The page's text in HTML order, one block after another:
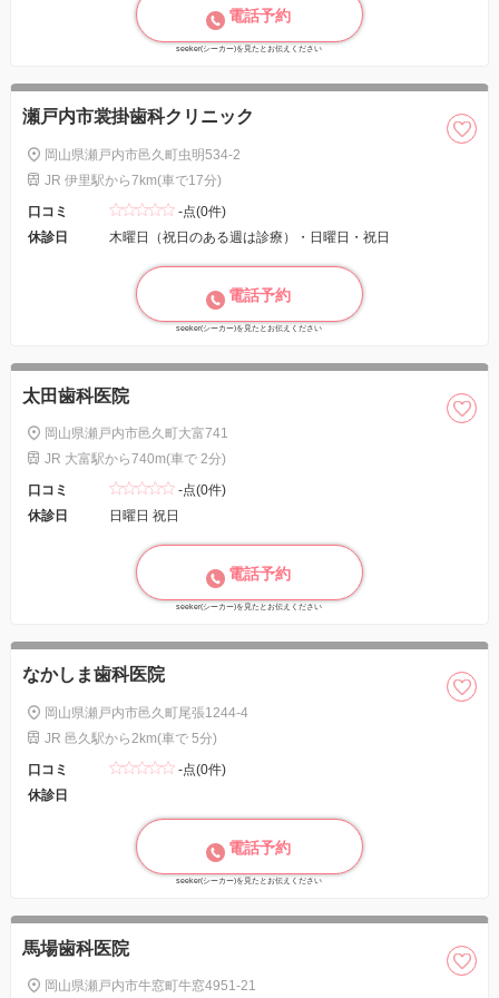
電話予約
seeker(シーカー)を見たとお伝えください
瀬戸内市裳掛歯科クリニック
岡山県瀬戸内市邑久町虫明534-2
JR 伊里駅から7km(車で17分)
口コミ
-点(0件)
休診日
木曜日（祝日のある週は診療）・日曜日・祝日
電話予約
seeker(シーカー)を見たとお伝えください
太田歯科医院
岡山県瀬戸内市邑久町大富741
JR 大富駅から740m(車で 2分)
口コミ
-点(0件)
休診日
日曜日 祝日
電話予約
seeker(シーカー)を見たとお伝えください
なかしま歯科医院
岡山県瀬戸内市邑久町尾張1244-4
JR 邑久駅から2km(車で 5分)
口コミ
-点(0件)
休診日
電話予約
seeker(シーカー)を見たとお伝えください
馬場歯科医院
岡山県瀬戸内市牛窓町牛窓4951-21